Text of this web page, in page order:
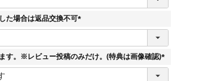
た場合は返品交換不可
(
須
す。※レビュー投稿のみだけ。(特典は画像確認)
(